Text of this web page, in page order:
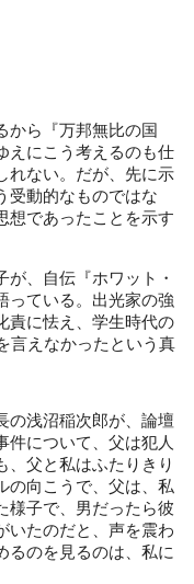
ら『万邦無比の国
えにこう考えるのも仕
れない。だが、先に示
受動的なものではな
想であったことを示す
、自伝『ホワット・
っている。出光家の強
責に怯え、学生時代の
言えなかったという真
の浅沼稲次郎が、論壇
件について、父は犯人
、父と私はふたりきり
の向こうで、父は、私
様子で、男だったら彼
いたのだと、声を震わ
るのを見るのは、私に